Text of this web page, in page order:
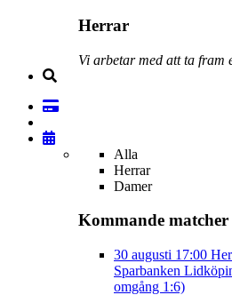
Herrar
Vi arbetar med att ta fram
Alla
Herrar
Damer
Kommande matcher
30 augusti 17:00
Sparbanken
omgång 1:6)